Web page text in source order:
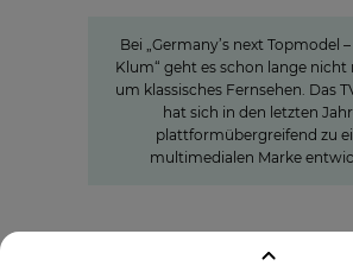
Bei „Germany’s next Topmodel
Klum“ geht es schon lange
um klassisches Fernsehen. Das
hat sich in den letzten
plattformübergreifend zu
multimedialen Marke